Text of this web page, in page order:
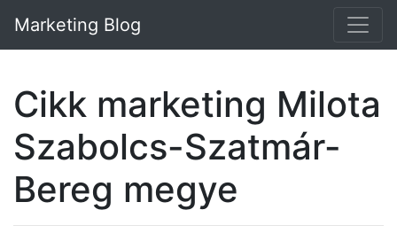
Marketing Blog
Cikk marketing Milota
Szabolcs-Szatmár-
Bereg megye